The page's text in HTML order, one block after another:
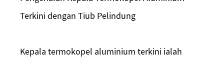
Terkini dengan Tiub Pelindung
Kepala termokopel aluminium terkini ialah